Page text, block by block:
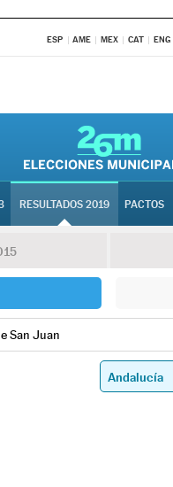
ESP AME MEX CAT ENG
RESULTADOS 2019 PACTOS
San Juan